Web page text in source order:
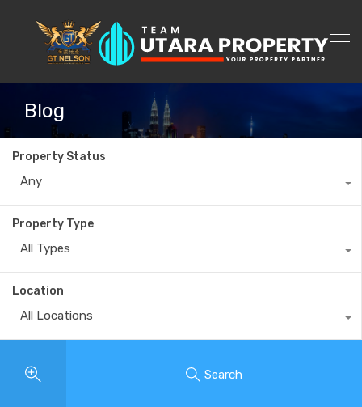
Blog
Property Status
Any
Property Type
All Types
Location
All Locations
Search